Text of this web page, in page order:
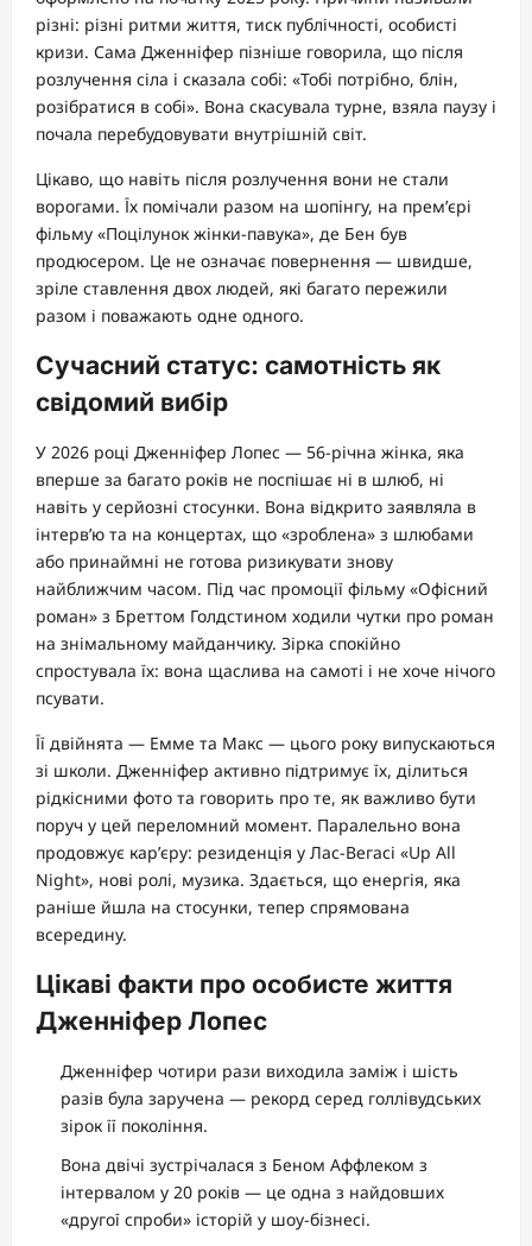
різні: різні ритми життя, тиск публічності, особисті
кризи. Сама Дженніфер пізніше говорила, що після
розлучення сіла і сказала собі: «Тобі потрібно, блін,
розібратися в собі». Вона скасувала турне, взяла паузу і
почала перебудовувати внутрішній світ.
Цікаво, що навіть після розлучення вони не стали
ворогами. Їх помічали разом на шопінгу, на прем’єрі
фільму «Поцілунок жінки-павука», де Бен був
продюсером. Це не означає повернення — швидше,
зріле ставлення двох людей, які багато пережили
разом і поважають одне одного.
Сучасний статус: самотність як
свідомий вибір
У 2026 році Дженніфер Лопес — 56-річна жінка, яка
вперше за багато років не поспішає ні в шлюб, ні
навіть у серйозні стосунки. Вона відкрито заявляла в
інтерв’ю та на концертах, що «зроблена» з шлюбами
або принаймні не готова ризикувати знову
найближчим часом. Під час промоції фільму «Офісний
роман» з Бреттом Голдстином ходили чутки про роман
на знімальному майданчику. Зірка спокійно
спростувала їх: вона щаслива на самоті і не хоче нічого
псувати.
Її двійнята — Емме та Макс — цього року випускаються
зі школи. Дженніфер активно підтримує їх, ділиться
рідкісними фото та говорить про те, як важливо бути
поруч у цей переломний момент. Паралельно вона
продовжує кар’єру: резиденція у Лас-Вегасі «Up All
Night», нові ролі, музика. Здається, що енергія, яка
раніше йшла на стосунки, тепер спрямована
всередину.
Цікаві факти про особисте життя
Дженніфер Лопес
Дженніфер чотири рази виходила заміж і шість
разів була заручена — рекорд серед голлівудських
зірок її покоління.
Вона двічі зустрічалася з Беном Аффлеком з
інтервалом у 20 років — це одна з найдовших
«другої спроби» історій у шоу-бізнесі.